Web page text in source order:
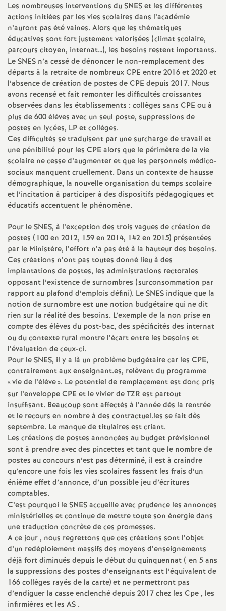
e
s
E
n
s
e
i
g
n
e
m
e
n
t
s
d
e
S
e
c
o
n
d
Les nombreuses interventions du SNES et les différentes
actions initiées par les vies scolaires dans l’académie
n’auront pas été vaines. Alors que les thématiques
éducatives sont fort justement valorisées (climat scolaire,
parcours citoyen, internat…), les besoins restent importants.
Le SNES n’a cessé de dénoncer le non-remplacement des
départs à la retraite de nombreux CPE entre 2016 et 2020 et
l’absence de création de postes de CPE depuis 2017. Nous
avons recensé et fait remonter les difficultés croissantes
observées dans les établissements : collèges sans CPE ou à
plus de 600 élèves avec un seul poste, suppressions de
postes en lycées, LP et collèges.
Ces difficultés se traduisent par une surcharge de travail et
une pénibilité pour les CPE alors que le périmètre de la vie
scolaire ne cesse d’augmenter et que les personnels médico-
sociaux manquent cruellement. Dans un contexte de hausse
démographique, la nouvelle organisation du temps scolaire
et l’incitation à participer à des dispositifs pédagogiques et
éducatifs accentuent le phénomène.
Pour le SNES, à l’exception des trois vagues de création de
postes (100 en 2012, 159 en 2014, 142 en 2015) présentées
par le Ministère, l’effort n’a pas été à la hauteur des besoins.
Ces créations n’ont pas toutes donné lieu à des
implantations de postes, les administrations rectorales
opposant l’existence de surnombres (surconsommation par
rapport au plafond d’emplois défini). Le SNES indique que la
notion de surnombre est une notion budgétaire qui ne dit
rien sur la réalité des besoins. L’exemple de la non prise en
compte des élèves du post-bac, des spécificités des internat
ou du contexte rural montre l’écart entre les besoins et
l’évaluation de ceux-ci.
Pour le SNES, il y a là un problème budgétaire car les CPE,
contrairement aux enseignant.es, relèvent du programme
«vie de l’élève». Le potentiel de remplacement est donc pris
sur l’enveloppe CPE et le vivier de TZR est partout
insuffisant. Beaucoup sont affectés à l’année dès la rentrée
et le recours en nombre à des contractuel.les se fait dès
septembre. Le manque de titulaires est criant.
Les créations de postes annoncées au budget prévisionnel
sont à prendre avec des pincettes et tant que le nombre de
postes au concours n’est pas déterminé, il est à craindre
qu’encore une fois les vies scolaires fassent les frais d’un
énième effet d’annonce, d’un possible jeu d’écritures
comptables.
C’est pourquoi le SNES accueille avec prudence les annonces
ministérielles et continue de mettre toute son énergie dans
une traduction concrète de ces promesses.
A ce jour , nous regrettons que ces créations sont l’objet
d’un redéploiement massifs des moyens d’enseignements
déjà fort diminués depuis le début du quinquennat ( en 5 ans
la suppressions des postes d’enseignants est l’équivalent de
166 collèges rayés de la carte) et ne permettront pas
d’endiguer la casse enclenché depuis 2017 chez les Cpe , les
infirmières et les AS .